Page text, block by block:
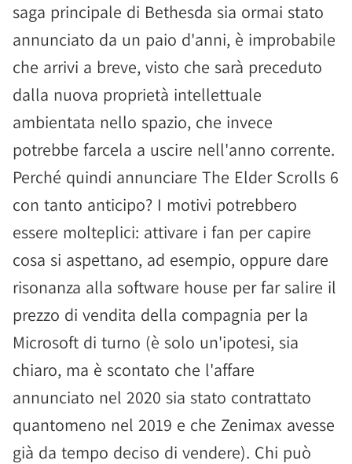
saga principale di Bethesda sia ormai stato
annunciato da un paio d'anni, è improbabile
che arrivi a breve, visto che sarà preceduto
dalla nuova proprietà intellettuale
ambientata nello spazio, che invece
potrebbe farcela a uscire nell'anno corrente.
Perché quindi annunciare The Elder Scrolls 6
con tanto anticipo? I motivi potrebbero
essere molteplici: attivare i fan per capire
cosa si aspettano, ad esempio, oppure dare
risonanza alla software house per far salire il
prezzo di vendita della compagnia per la
Microsoft di turno (è solo un'ipotesi, sia
chiaro, ma è scontato che l'affare
annunciato nel 2020 sia stato contrattato
quantomeno nel 2019 e che Zenimax avesse
già da tempo deciso di vendere). Chi può